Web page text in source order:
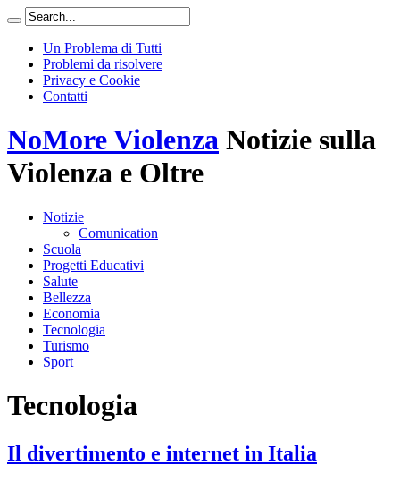
Un Problema di Tutti
Problemi da risolvere
Privacy e Cookie
Contatti
NoMore Violenza Notizie sulla
Violenza e Oltre
Notizie
Comunication
Scuola
Progetti Educativi
Salute
Bellezza
Economia
Tecnologia
Turismo
Sport
Tecnologia
Il divertimento e internet in Italia